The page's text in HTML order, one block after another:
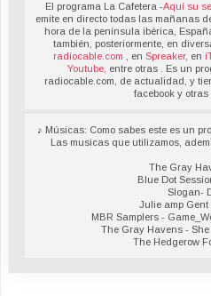
El programa La Cafetera -Aquí su
emite en directo todas las mañanas
hora de la península ibérica,
también, posteriormente, en
radiocable.com
, enSpreaker, en
Youtube, entre otras . Es un
radiocable.com, de actualidad, y
facebook y otras
♪ Músicas: Como sabes este es un
Las musicas que utilizamos,
The Gray
Blue Dot
Slogan-
Julie amp Gent
MBR Samplers -
The Gray Havens - She
The Hedgerow